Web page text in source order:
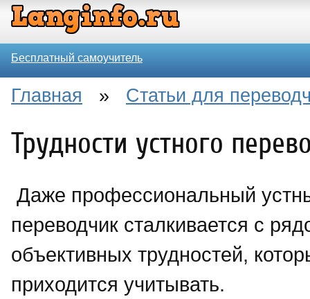
Бесплатный самоучитель
Главная » Статьи для
Трудности устного
Даже профессиональный
переводчик сталкивается с
объективных трудностей,
приходится учитывать.